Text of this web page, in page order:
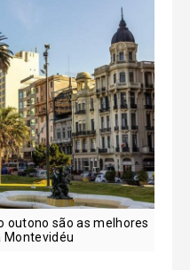
outono são as melhores
Montevidéu